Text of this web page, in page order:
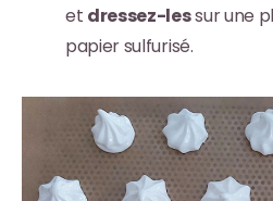
et dressez-lessur une
papier sulfurisé.